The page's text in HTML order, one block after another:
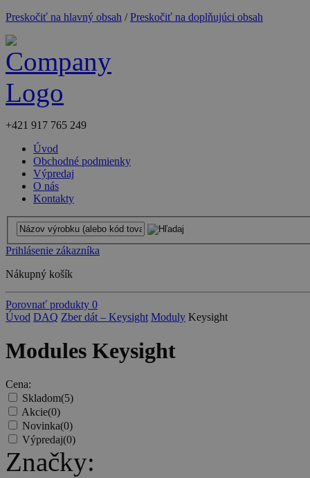
Preskočiť na hlavný obsah /Preskočiť na doplňujúci obsah
+421 917 765 249
Úvod
Obchodné podmienky
Výpredaj
O nás
Kontakty
Prihlásenie zákazníka
Nákupný košík
Porovnať produkty 0
Úvod DAQ Zber dát – Keysight Moduly Keysight
Modules Keysight
Cena:
Skladom(5)
Akcie(0)
Novinka(0)
Výpredaj(0)
Značky: